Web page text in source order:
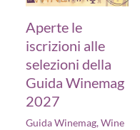
Aperte le
iscrizioni alle
selezioni della
Guida Winemag
2027
Guida Winemag,Wine